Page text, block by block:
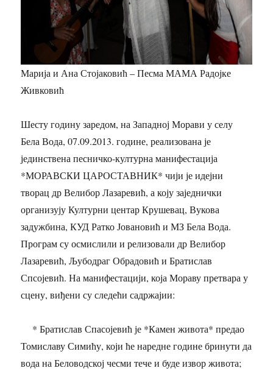
Марија и Ана Стојаковић – Песма МАМА Радојке
Живковић
Шесту годину заредом, на Западној Морави у селу
Бела Вода, 07.09.2013. године, реализована је
јединствена песничко-културна манифестација
*МОРАВСКИ ЦАРОСТАВНИК* чији је идејни
творац др Велибор Лазаревић, а коју заједнички
организују Културни центар Крушевац, Вукова
задужбина, КУД Ратко Јовановић и МЗ Бела Вода.
Програм су осмислили и релизовали др Велибор
Лазаревић, Љубодраг Обрадовић и Братислав
Спсојевић. На манифестацији, која Мораву претвара у
сцену, виђени су следећи садржајии:
* Братислав Спасојевић је *Камен живота* предао
Томиславу Симићу, који ће наредне године бринути да
вода на Беловодској чесми тече и буде извор живота;